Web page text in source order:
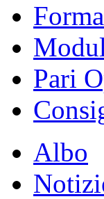
Pari
Albo